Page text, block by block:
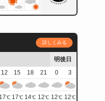
詳しくみる
明後日
12 15 18 21 0
3
17℃ 17℃ 14℃ 12℃ 12℃ 12℃